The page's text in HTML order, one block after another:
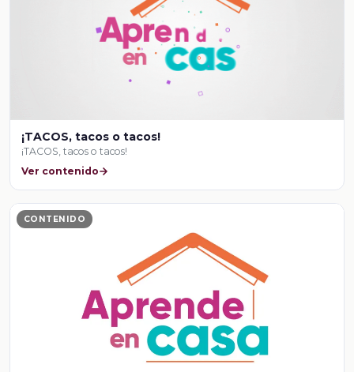
¡TACOS, tacos o tacos!
¡TACOS, tacos o tacos!
Ver contenido
CONTENIDO